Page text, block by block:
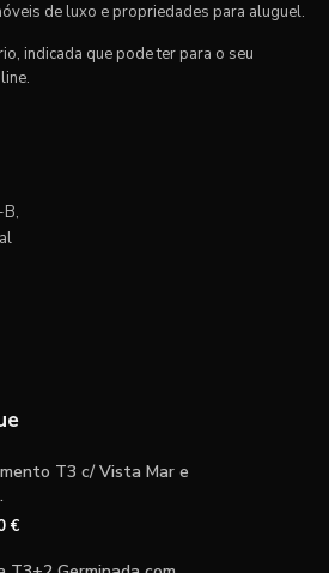
de luxo e propriedades para aluguel.
indicada que pode ter para o seu
B,
T3 c/ Vista Mar e
€